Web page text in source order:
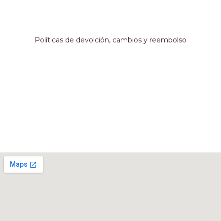
Políticas de devolción, cambios y reembolso